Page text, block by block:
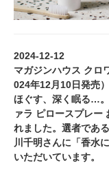
2024-12-12
マガジンハウス クロ
024年12月10日発売
ほぐす、深く眠る…
ァラ ピロースプレー
れました。選者であ
川千明さんに「香水
いただいています。